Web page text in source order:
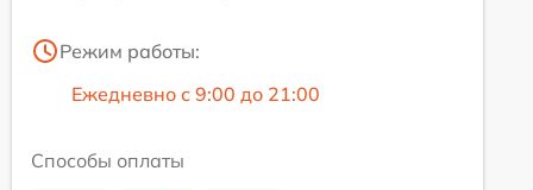
Режим работы:
Ежедневно с 9:00 до 21:00
Способы оплаты